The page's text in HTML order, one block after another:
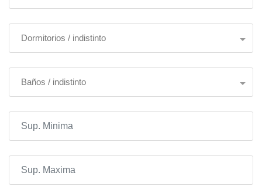
Dormitorios / indistinto
Baños / indistinto